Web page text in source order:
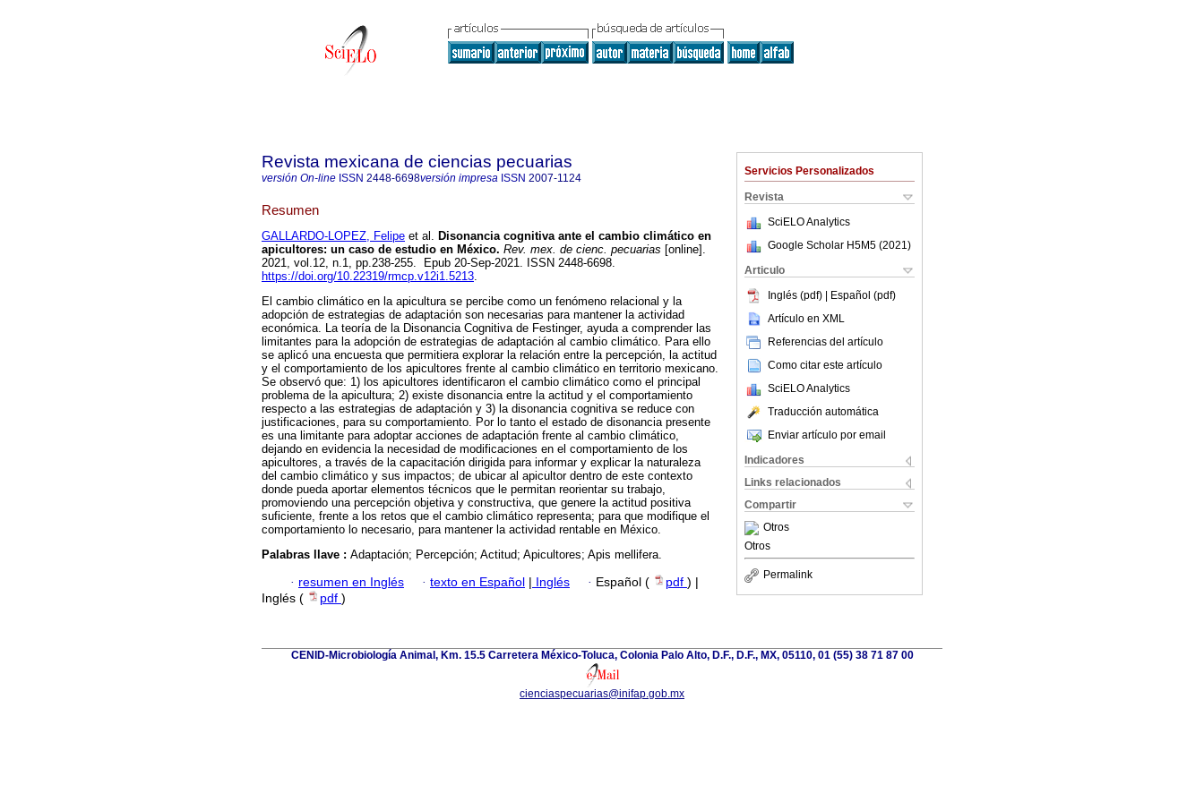
Servicios Personalizados
Revista
SciELO Analytics
Google Scholar H5M5 (2021 )
Articulo
Inglés (pdf) | Español (pdf)
Artículo en XML
Referencias del artículo
Como citar este artículo
SciELO Analytics
Traducción automática
Enviar artículo por email
Indicadores
Links relacionados
Compartir
Otros
Otros
Permalink
Revista mexicana de ciencias pecuarias
versión On-line ISSN 2448-6698versión impresa ISSN 2007-1124
Resumen
GALLARDO-LOPEZ, Felipe et al. Disonancia cognitiva ante el cambio climático en
apicultores: un caso de estudio en México. Rev. mex. de cienc. pecuarias [online].
2021, vol.12, n.1, pp.238-255. Epub 20-Sep-2021. ISSN 2448-6698.
https://doi.org/10.22319/rmcp.v12i1.5213.
El cambio climático en la apicultura se percibe como un fenómeno relacional y la
adopción de estrategias de adaptación son necesarias para mantener la actividad
económica. La teoría de la Disonancia Cognitiva de Festinger, ayuda a comprender las
limitantes para la adopción de estrategias de adaptación al cambio climático. Para ello
se aplicó una encuesta que permitiera explorar la relación entre la percepción, la actitud
y el comportamiento de los apicultores frente al cambio climático en territorio mexicano.
Se observó que: 1) los apicultores identificaron el cambio climático como el principal
problema de la apicultura; 2) existe disonancia entre la actitud y el comportamiento
respecto a las estrategias de adaptación y 3) la disonancia cognitiva se reduce con
justificaciones, para su comportamiento. Por lo tanto el estado de disonancia presente
es una limitante para adoptar acciones de adaptación frente al cambio climático,
dejando en evidencia la necesidad de modificaciones en el comportamiento de los
apicultores, a través de la capacitación dirigida para informar y explicar la naturaleza
del cambio climático y sus impactos; de ubicar al apicultor dentro de este contexto
donde pueda aportar elementos técnicos que le permitan reorientar su trabajo,
promoviendo una percepción objetiva y constructiva, que genere la actitud positiva
suficiente, frente a los retos que el cambio climático representa; para que modifique el
comportamiento lo necesario, para mantener la actividad rentable en México.
Palabras llave : Adaptación; Percepción; Actitud; Apicultores; Apis mellifera.
· resumen en Inglés · texto en Español | Inglés · Español ( pdf ) |
Inglés (
pdf )
CENID-Microbiología Animal, Km. 15.5 Carretera México-Toluca, Colonia Palo Alto, D.F., D.F., MX, 05110, 01 (55) 38 71 87 00
cienciaspecuarias@inifap.gob.mx